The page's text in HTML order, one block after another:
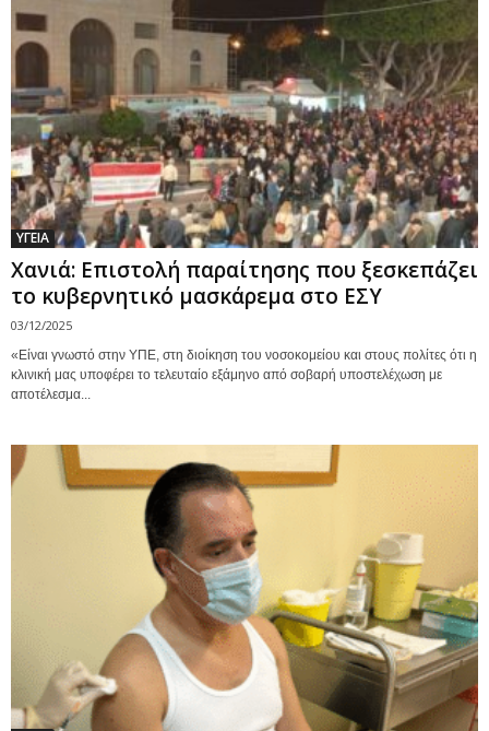
ΥΓΕΙΑ
Χανιά: Επιστολή παραίτησης που ξεσκεπάζει
το κυβερνητικό μασκάρεμα στο ΕΣΥ
03/12/2025
«Είναι γνωστό στην ΥΠΕ, στη διοίκηση του νοσοκομείου και στους πολίτες ότι η
κλινική μας υποφέρει το τελευταίο εξάμηνο από σοβαρή υποστελέχωση με
αποτέλεσμα...